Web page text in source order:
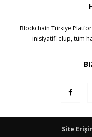
Blockchain Türkiye
inisiyatifi olup, tüm
Site